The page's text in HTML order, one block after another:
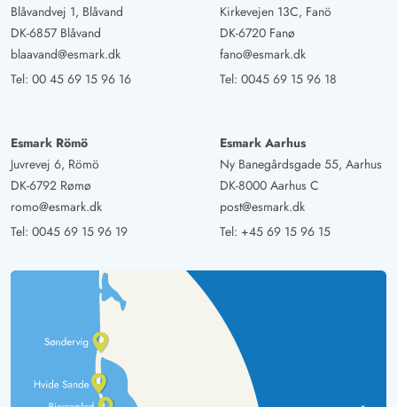
Blåvandvej 1, Blåvand
DK-6857 Blåvand
blaavand@esmark.dk
Tel: 00 45 69 15 96 16
Kirkevejen 13C, Fanö
DK-6720 Fanø
fano@esmark.dk
Tel: 0045 69 15 96 18
Esmark Römö
Juvrevej 6, Römö
DK-6792 Rømø
romo@esmark.dk
Tel: 0045 69 15 96 19
Esmark Aarhus
Ny Banegårdsgade 55, Aarhus
DK-8000 Aarhus C
post@esmark.dk
Tel: +45 69 15 96 15